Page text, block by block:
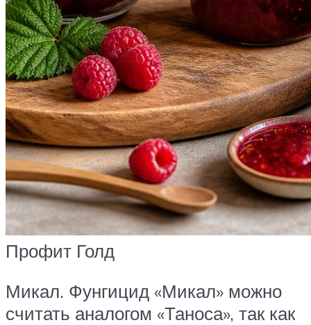
Профит Голд
Микал. Фунгицид «Микал» можно
считать аналогом «Таноса», так как